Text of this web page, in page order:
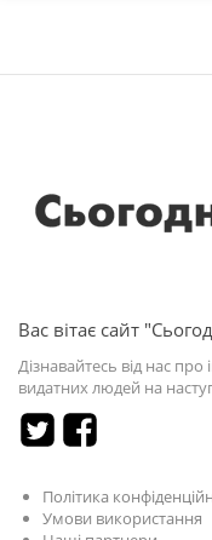
Вас вітає сайт
Дізнавайтесь від нас про
видатних людей на
Політика
Умови використання